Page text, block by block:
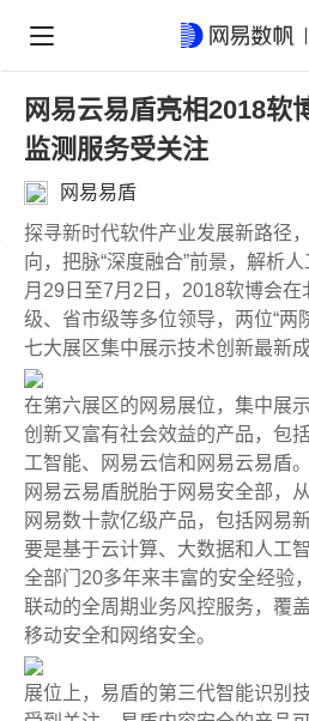
网易云易盾亮相2018软
监测服务受关注
网易易盾
探寻新时代软件产业发展新路径
向，把脉“深度融合”前景，解析
月29日至7月2日，2018软博会
级、省市级等多位领导，两位“两
七大展区集中展示技术创新最新成
在第六展区的网易展位，集中展
创新又富有社会效益的产品，包
工智能、网易云信和网易云易盾。
网易云易盾脱胎于网易安全部，
网易数十款亿级产品，包括网易
要是基于云计算、大数据和人工
全部门20多年来丰富的安全经验
联动的全周期业务风控服务，覆
移动安全和网络安全。
展位上，易盾的第三代智能识别